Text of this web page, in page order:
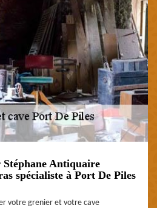
Stéphane Antiquaire
spécialiste à Port De Piles
votre grenier et votre cave